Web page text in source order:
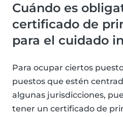
Cuándo es
certificado de
para el cuidado
Para ocupar ciertos
puestos que estén
algunas jurisdicciones,
tener un certificado de